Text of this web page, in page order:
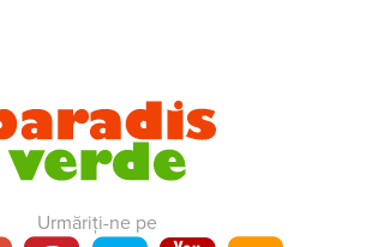
Urmăriți-ne pe